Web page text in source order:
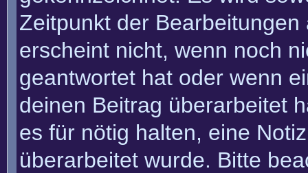
Zeitpunkt der
erscheint nicht, wenn noch
geantwortet hat oder wenn
deinen Beitrag überarbeitet
es für nötig halten, eine
überarbeitet wurde. Bitte